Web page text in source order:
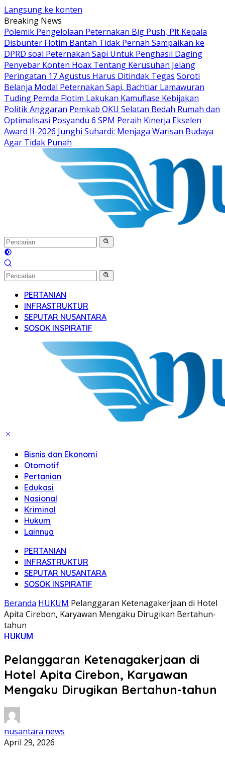
Langsung ke konten
Breaking News
Polemik Pengelolaan Peternakan Big Push, Plt Kepala
Disbunter Flotim Bantah Tidak Pernah Sampaikan ke
DPRD soal Peternakan Sapi Untuk Penghasil Daging
Penyebar Konten Hoax Tentang Kerusuhan Jelang
Peringatan 17 Agustus Harus Ditindak Tegas Soroti
Belanja Modal Peternakan Sapi, Bachtiar Lamawuran
Tuding Pemda Flotim Lakukan Kamuflase Kebijakan
Politik Anggaran Pemkab OKU Selatan Bedah Rumah dan
Optimalisasi Posyandu 6 SPM Peraih Kinerja Ekselen
Award II-2026 Junghi Suhardi: Menjaga Warisan Budaya
Agar Tidak Punah
PERTANIAN
INFRASTRUKTUR
SEPUTAR NUSANTARA
SOSOK INSPIRATIF
Bisnis dan Ekonomi
Otomotif
Pertanian
Edukasi
Nasional
Kriminal
Hukum
Lainnya
PERTANIAN
INFRASTRUKTUR
SEPUTAR NUSANTARA
SOSOK INSPIRATIF
Beranda HUKUM Pelanggaran Ketenagakerjaan di Hotel
Apita Cirebon, Karyawan Mengaku Dirugikan Bertahun-
tahun
HUKUM
Pelanggaran Ketenagakerjaan di
Hotel Apita Cirebon, Karyawan
Mengaku Dirugikan Bertahun-tahun
nusantara news
April 29, 2026